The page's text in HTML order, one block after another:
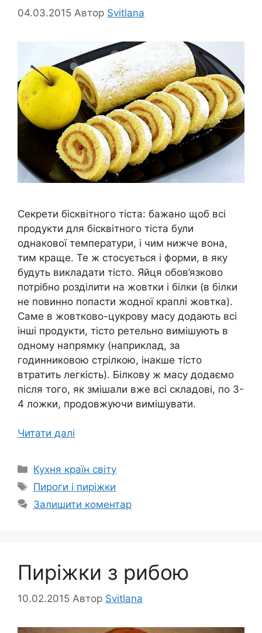
04.03.2015 Автор Svitlana
Секрети бісквітного тіста: бажано щоб всі
продукти для бісквітного тіста були
однакової температури, і чим нижче вона,
тим краще. Те ж стосується і форми, в яку
будуть викладати тісто. Яйця обов’язково
потрібно розділити на жовтки і білки (в білки
не повинно попасти жодної краплі жовтка).
Саме в жовтково-цукрову масу додають всі
інші продукти, тісто ретельно вимішують в
одному напрямку (наприклад, за
годинниковою стрілкою, інакше тісто
втратить легкість). Білкову ж масу додаємо
після того, як змішали вже всі складові, по 3-
4 ложки, продовжуючи вимішувати.
Читати далі
Категорії
Кухня країн світу
Позначки
Пироги і пиріжки
Залишити коментар
Пиріжки з рибою
10.02.2015 Автор Svitlana